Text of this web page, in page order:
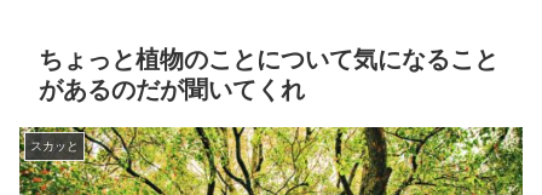
ちょっと植物のことについて気になること
があるのだが聞いてくれ
スカッと